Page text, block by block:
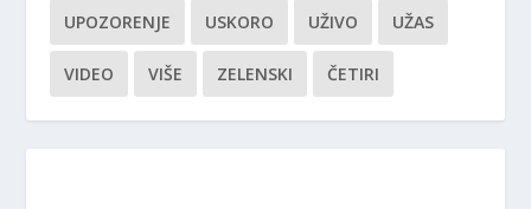
UPOZORENJE USKORO UŽIVO UŽAS
VIDEO VIŠE ZELENSKI ČETIRI